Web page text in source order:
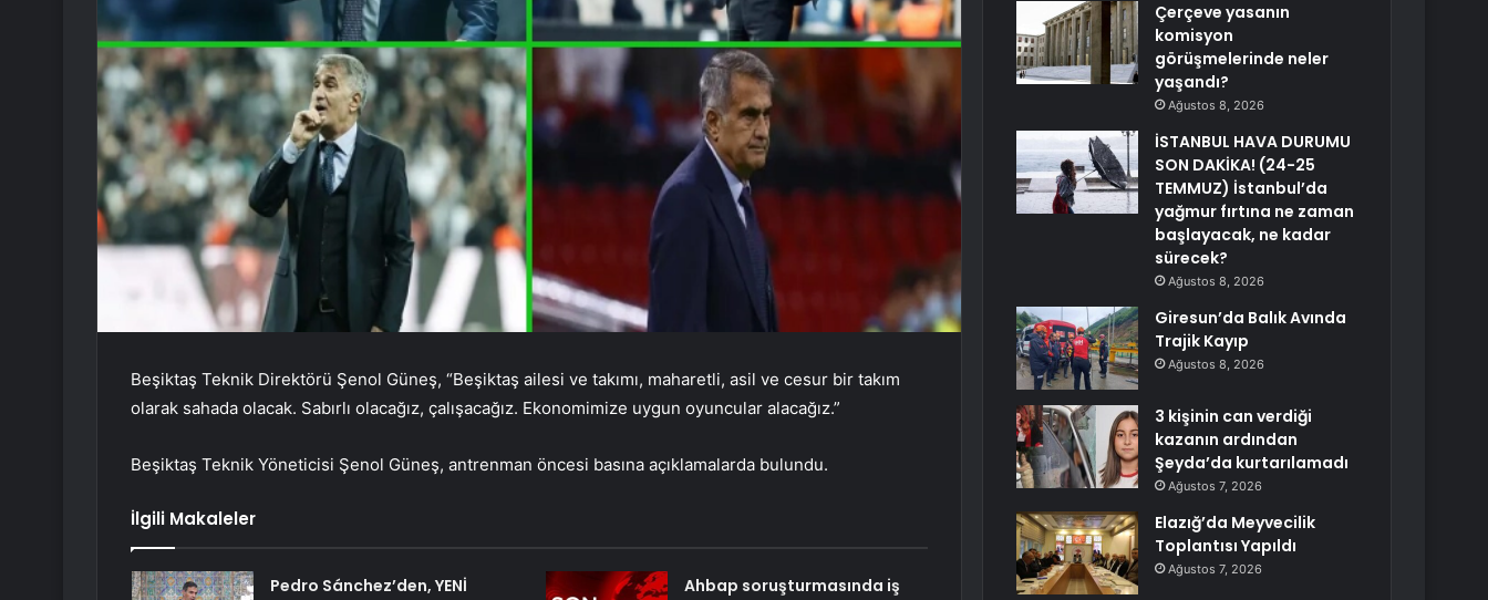
Beşiktaş Teknik Direktörü Şenol Güneş, “Beşiktaş ailesi ve takımı, maharetli, asil ve cesur bir takım
olarak sahada olacak. Sabırlı olacağız, çalışacağız. Ekonomimize uygun oyuncular alacağız.”
Beşiktaş Teknik Yöneticisi Şenol Güneş, antrenman öncesi basına açıklamalarda bulundu.
İlgili Makaleler
Pedro Sánchez’den, YENİ
Ahbap soruşturmasında iş
Çerçeve yasanın
komisyon
görüşmelerinde neler
yaşandı?
Ağustos 8, 2026
İSTANBUL HAVA DURUMU
SON DAKİKA! (24-25
TEMMUZ) İstanbul’da
yağmur fırtına ne zaman
başlayacak, ne kadar
sürecek?
Ağustos 8, 2026
Giresun’da Balık Avında
Trajik Kayıp
Ağustos 8, 2026
3 kişinin can verdiği
kazanın ardından
Şeyda’da kurtarılamadı
Ağustos 7, 2026
Elazığ’da Meyvecilik
Toplantısı Yapıldı
Ağustos 7, 2026